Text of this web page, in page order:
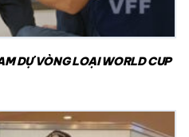
DỰ VÒNG LOẠI WORLD CUP